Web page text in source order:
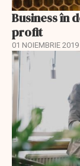
Business în
profit
01 NOIEMBRIE 2019